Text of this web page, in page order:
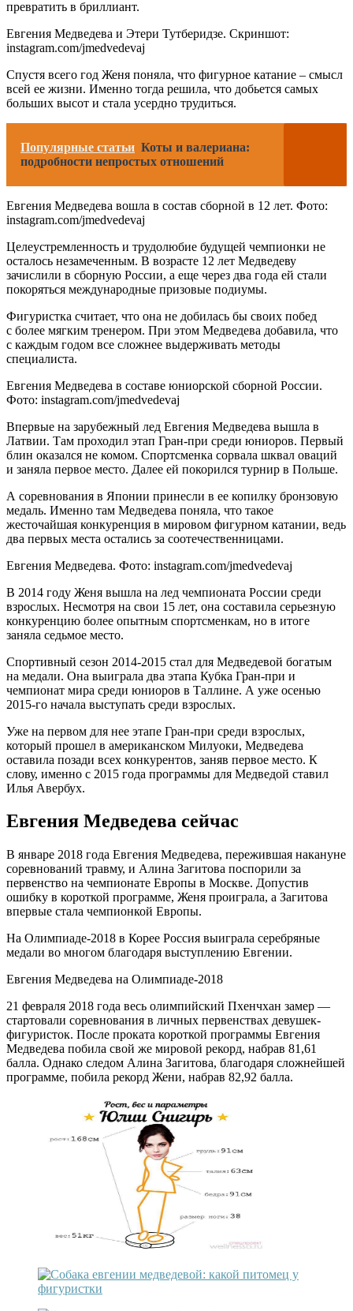
превратить в бриллиант.
Евгения Медведева и Этери Тутберидзе. Скриншот:
instagram.com/jmedvedevaj
Спустя всего год Женя поняла, что фигурное катание – смысл
всей ее жизни. Именно тогда решила, что добьется самых
больших высот и стала усердно трудиться.
Популярные статьи Коты и валериана:
подробности непростых отношений
Евгения Медведева вошла в состав сборной в 12 лет. Фото:
instagram.com/jmedvedevaj
Целеустремленность и трудолюбие будущей чемпионки не
осталось незамеченным. В возрасте 12 лет Медведеву
зачислили в сборную России, а еще через два года ей стали
покоряться международные призовые подиумы.
Фигуристка считает, что она не добилась бы своих побед
с более мягким тренером. При этом Медведева добавила, что
с каждым годом все сложнее выдерживать методы
специалиста.
Евгения Медведева в составе юниорской сборной России.
Фото: instagram.com/jmedvedevaj
Впервые на зарубежный лед Евгения Медведева вышла в
Латвии. Там проходил этап Гран-при среди юниоров. Первый
блин оказался не комом. Спортсменка сорвала шквал оваций
и заняла первое место. Далее ей покорился турнир в Польше.
А соревнования в Японии принесли в ее копилку бронзовую
медаль. Именно там Медведева поняла, что такое
жесточайшая конкуренция в мировом фигурном катании, ведь
два первых места остались за соотечественницами.
Евгения Медведева. Фото: instagram.com/jmedvedevaj
В 2014 году Женя вышла на лед чемпионата России среди
взрослых. Несмотря на свои 15 лет, она составила серьезную
конкуренцию более опытным спортсменкам, но в итоге
заняла седьмое место.
Спортивный сезон 2014-2015 стал для Медведевой богатым
на медали. Она выиграла два этапа Кубка Гран-при и
чемпионат мира среди юниоров в Таллине. А уже осенью
2015-го начала выступать среди взрослых.
Уже на первом для нее этапе Гран-при среди взрослых,
который прошел в американском Милуоки, Медведева
оставила позади всех конкурентов, заняв первое место. К
слову, именно с 2015 года программы для Медведой ставил
Илья Авербух.
Евгения Медведева сейчас
В январе 2018 года Евгения Медведева, пережившая накануне
соревнований травму, и Алина Загитова поспорили за
первенство на чемпионате Европы в Москве. Допустив
ошибку в короткой программе, Женя проиграла, а Загитова
впервые стала чемпионкой Европы.
На Олимпиаде-2018 в Корее Россия выиграла серебряные
медали во многом благодаря выступлению Евгении.
Евгения Медведева на Олимпиаде-2018
21 февраля 2018 года весь олимпийский Пхенчхан замер —
стартовали соревнования в личных первенствах девушек-
фигуристок. После проката короткой программы Евгения
Медведева побила свой же мировой рекорд, набрав 81,61
балла. Однако следом Алина Загитова, благодаря сложнейшей
программе, побила рекорд Жени, набрав 82,92 балла.